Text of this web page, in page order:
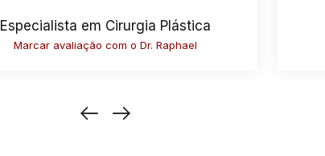
Especialista em Cirurgia Plástica
Marcar avaliação com o Dr. Raphael